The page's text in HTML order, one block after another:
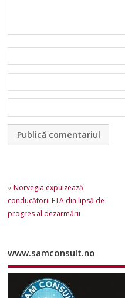
«Norvegia expulzează
conducătorii ETA din lipsă de
progres al dezarmării
www.samconsult.no